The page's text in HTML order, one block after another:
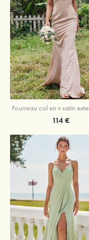
114 €